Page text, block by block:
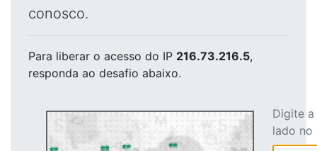
conosco.
Para liberar o acesso do IP 216.73.216.5,
responda ao desafio abaixo.
Digite
lado no